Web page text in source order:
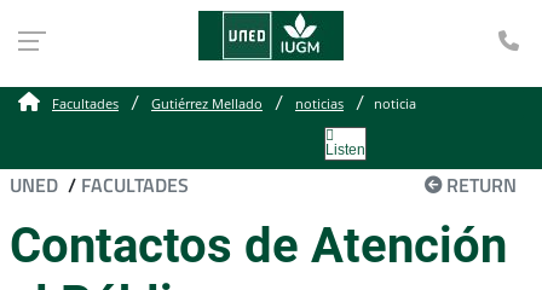
Facultades Gutiérrez Mellado noticias noticia
Listen
UNED / FACULTADES RETURN
Contactos de Atención